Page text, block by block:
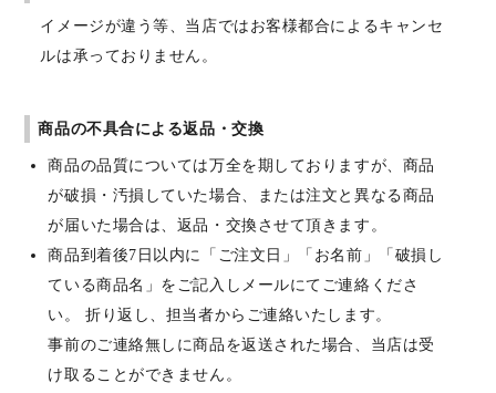
イメージが違う等、当店ではお客様都合によるキャンセ
ルは承っておりません。
商品の不具合による返品・交換
商品の品質については万全を期しておりますが、商品
が破損・汚損していた場合、または注文と異なる商品
が届いた場合は、返品・交換させて頂きます。
商品到着後7日以内に「ご注文日」「お名前」「破損し
ている商品名」をご記入しメールにてご連絡くださ
い。 折り返し、担当者からご連絡いたします。
事前のご連絡無しに商品を返送された場合、当店は受
け取ることができません。